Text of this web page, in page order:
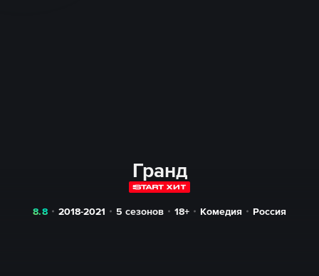
Гранд
8.8 2018-2021 5 сезонов 18+ Комедия Россия